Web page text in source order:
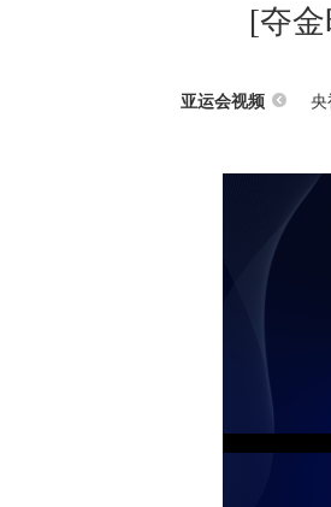
[夺
亚运会视频 央